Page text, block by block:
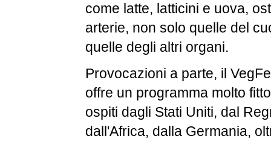
come latte, latticini e uova,
arterie, non solo quelle del
quelle degli altri organi.
Provocazioni a parte, il
offre un programma molto
ospiti dagli Stati Uniti, dal
dall'Africa, dalla Germania,